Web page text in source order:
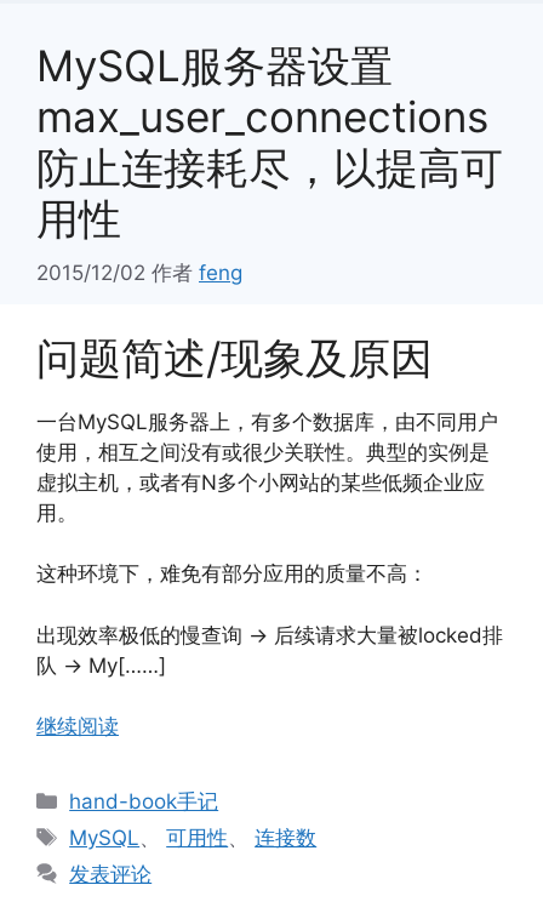
MySQL服务器设置
max_user_connections
防止连接耗尽，以提高可
用性
2015/12/02 作者 feng
问题简述/现象及原因
一台MySQL服务器上，有多个数据库，由不同用户
使用，相互之间没有或很少关联性。典型的实例是
虚拟主机，或者有N多个小网站的某些低频企业应
用。
这种环境下，难免有部分应用的质量不高：
出现效率极低的慢查询 -> 后续请求大量被locked排
队 -> My[……]
继续阅读
分
类
hand-book手记
标
签
MySQL、可用性、连接数
发表评论